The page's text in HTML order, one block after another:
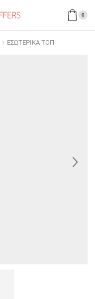
0
ΕΣΩΤΕΡΙΚΑ ΤΟΠ